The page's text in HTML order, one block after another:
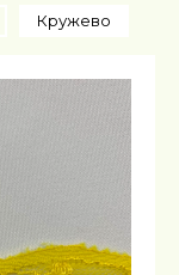
Кружево